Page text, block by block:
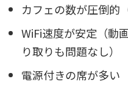
カフェの数が圧倒的
WiFi速度が安定（動
り取りも問題なし）
電源付きの席が多い